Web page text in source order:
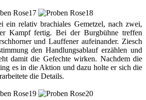
ein relativ brachiales Gemetzel, nach zwei,
Kampf fertig. Bei der Burgbühne treffen
und Lauffener aufeinander. Ziesch
den Handlungsablauf erzählen und
damit die Gefechte wirken. Nachdem die
es in die Aktion und dazu holte er sich die
die Details.